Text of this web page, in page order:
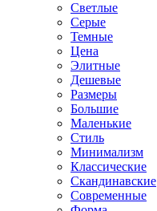
Светлые
Серые
Темные
Цена
Элитные
Дешевые
Размеры
Большие
Маленькие
Стиль
Минимализм
Классические
Скандинавские
Современные